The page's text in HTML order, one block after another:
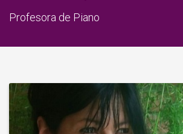
Profesora de Piano